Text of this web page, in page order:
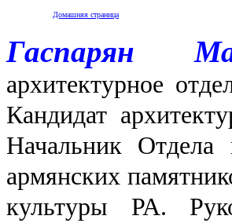
Домашняя страница
Гаспарян
архитектурное
Кандидат
Начальник
армянских
культуры РА.